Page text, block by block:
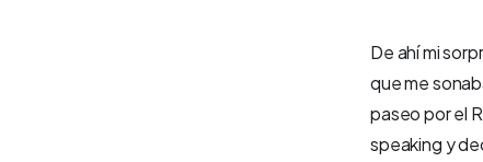
De ahí mi
que me
paseo por el
speaking y